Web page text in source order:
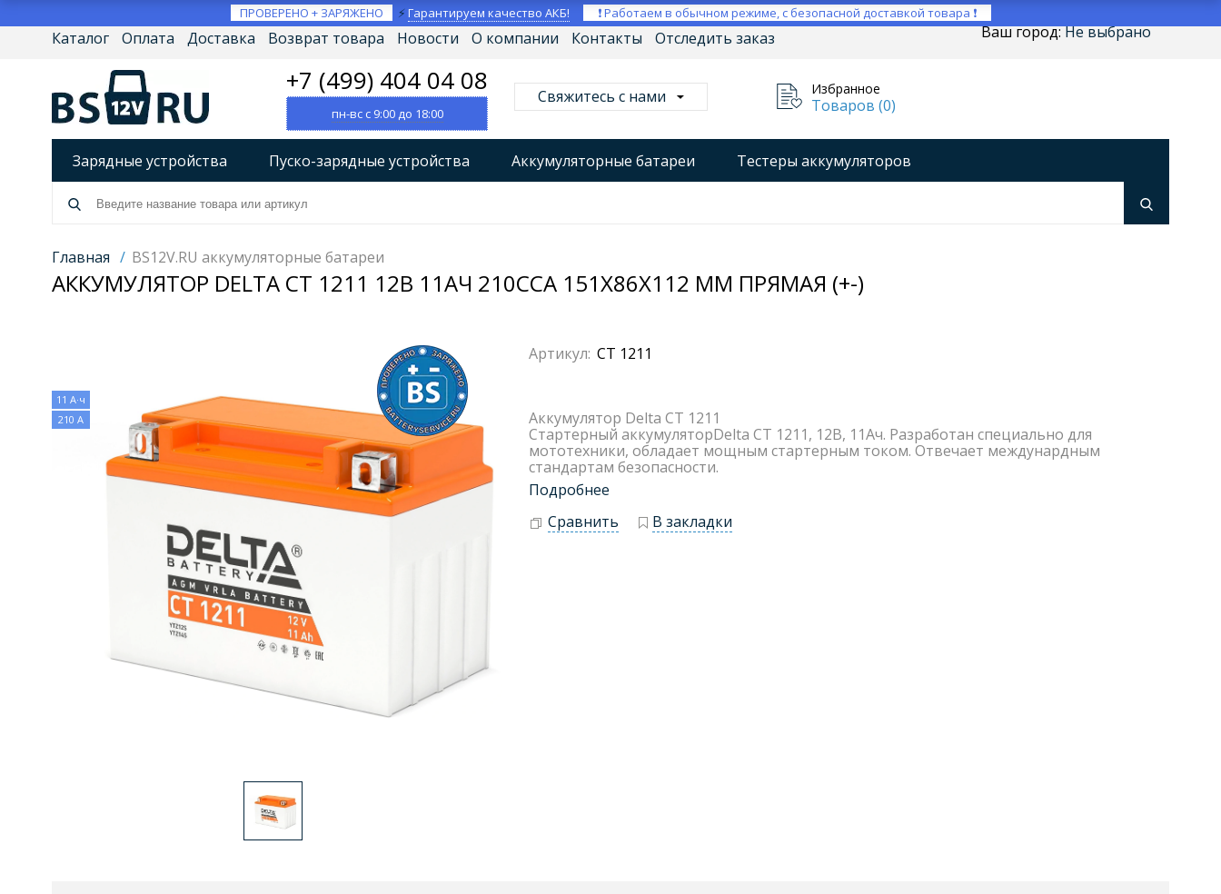
ПРОВЕРЕНО + ЗАРЯЖЕНО ⚡Гарантируем качество АКБ! ❗ Работаем в обычном режиме, с безопасной доставкой товара ❗
Ваш город:Не выбрано
Каталог Оплата Доставка Возврат товара Новости О компании Контакты Отследить заказ
+7 (499) 404 04 08
пн-вс с 9:00 до 18:00
Свяжитесь с нами Избранное
Товаров (0)
Зарядные устройства Пуско-зарядные устройства Аккумуляторные батареи Тестеры аккумуляторов
Разрядно-диагностические устройства
Источники бесперебойного питания (ИБП)
Товары по брендам
Главная / BS12V.RU аккумуляторные батареи
АККУМУЛЯТОР DELTA CT 1211 12В 11АЧ 210CCA 151X86X112 ММ ПРЯМАЯ (+-)
11 А·ч
210 А
Артикул: CT 1211
Аккумулятор Delta CT 1211
Стартерный аккумуляторDelta CT 1211, 12В, 11Ач. Разработан специально для
мототехники, обладает мощным стартерным током. Отвечает междунардным
стандартам безопасности.
Подробнее
Сравнить
В закладки